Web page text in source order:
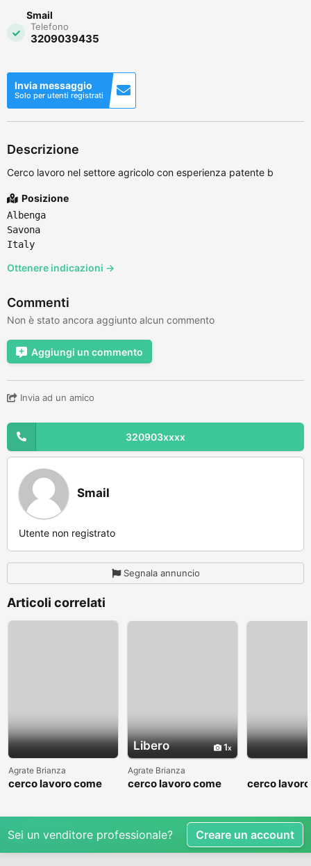
Smail
Telefono
3209039435
Invia messaggio
Solo per utenti registrati
Descrizione
Cerco lavoro nel settore agricolo con esperienza patente b
Posizione
Albenga
Savona
Italy
Ottenere indicazioni →
Commenti
Non è stato ancora aggiunto alcun commento
Aggiungi un commento
Invia ad un amico
320903xxxx
Smail
Utente non registrato
Segnala annuncio
Articoli correlati
Agrate Brianza
cerco lavoro come
Libero 1
Agrate Brianza
cerco lavoro come
cerco
Sei un venditore professionale? Creare un account